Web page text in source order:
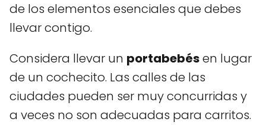
de los elementos esenciales que debes
llevar contigo.
Considera llevar un portabebésen lugar
de un cochecito. Las calles de las
ciudades pueden ser muy concurridas y
a veces no son adecuadas para carritos.